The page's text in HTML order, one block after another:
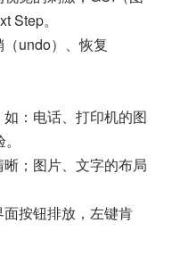
Step。
undo）、恢复
：电话、打印机的图
；图片、文字的布局
按钮排放，左键肯